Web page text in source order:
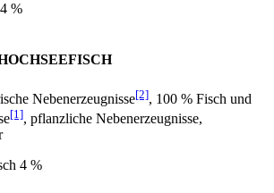
%
Nebenerzeugnisse[2], 100 % Fisch und
[1], pflanzliche Nebenerzeugnisse,
4 %